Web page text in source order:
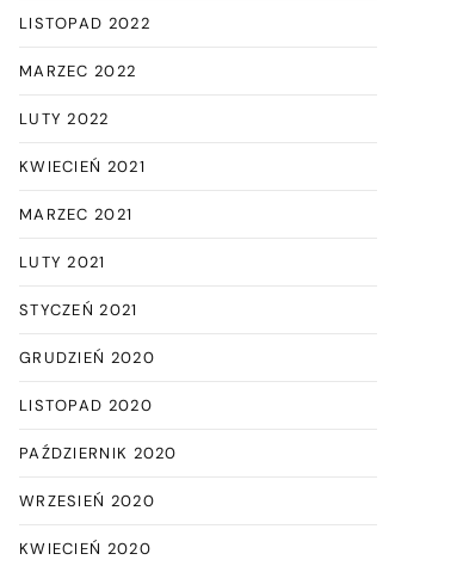
LISTOPAD 2022
MARZEC 2022
LUTY 2022
KWIECIEŃ 2021
MARZEC 2021
LUTY 2021
STYCZEŃ 2021
GRUDZIEŃ 2020
LISTOPAD 2020
PAŹDZIERNIK 2020
WRZESIEŃ 2020
KWIECIEŃ 2020